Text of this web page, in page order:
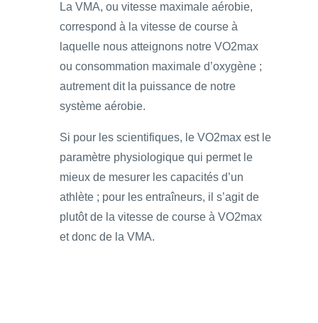
La VMA, ou vitesse maximale aérobie,
correspond à la vitesse de course à
laquelle nous atteignons notre VO2max
ou consommation maximale d’oxygène ;
autrement dit la puissance de notre
système aérobie.
Si pour les scientifiques, le VO2max est le
paramètre physiologique qui permet le
mieux de mesurer les capacités d’un
athlète ; pour les entraîneurs, il s’agit de
plutôt de la vitesse de course à VO2max
et donc de la VMA.